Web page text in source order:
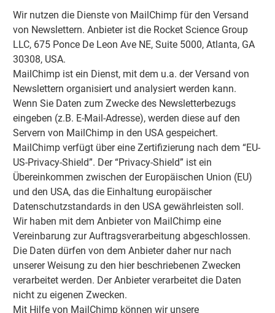
Wir nutzen die Dienste von MailChimp für den Versand
von Newslettern. Anbieter ist die Rocket Science Group
LLC, 675 Ponce De Leon Ave NE, Suite 5000, Atlanta, GA
30308, USA.
MailChimp ist ein Dienst, mit dem u.a. der Versand von
Newslettern organisiert und analysiert werden kann.
Wenn Sie Daten zum Zwecke des Newsletterbezugs
eingeben (z.B. E-Mail-Adresse), werden diese auf den
Servern von MailChimp in den USA gespeichert.
MailChimp verfügt über eine Zertifizierung nach dem “EU-
US-Privacy-Shield”. Der “Privacy-Shield” ist ein
Übereinkommen zwischen der Europäischen Union (EU)
und den USA, das die Einhaltung europäischer
Datenschutzstandards in den USA gewährleisten soll.
Wir haben mit dem Anbieter von MailChimp eine
Vereinbarung zur Auftragsverarbeitung abgeschlossen.
Die Daten dürfen von dem Anbieter daher nur nach
unserer Weisung zu den hier beschriebenen Zwecken
verarbeitet werden. Der Anbieter verarbeitet die Daten
nicht zu eigenen Zwecken.
Mit Hilfe von MailChimp können wir unsere